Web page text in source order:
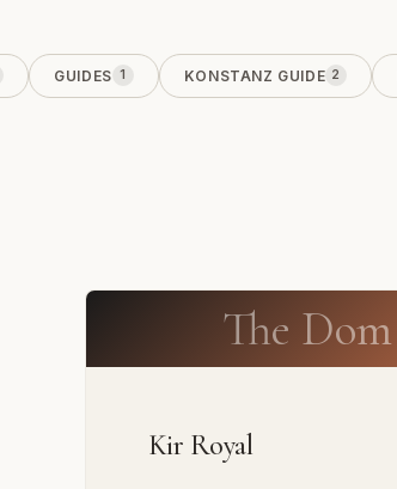
GUIDES 1 KONSTANZ GUIDE 2
The Dom
Kir Royal